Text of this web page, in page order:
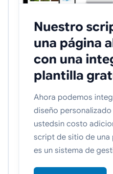
Nuestro
una página
con una
plantilla
Ahora podemos
diseño
ustedsin costo
script de sitio de una
es un sistema de